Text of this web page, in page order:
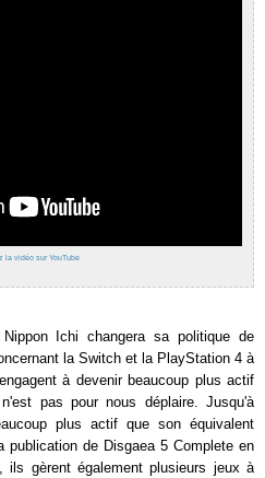
la vidéo sur YouTube
Ichi changera sa politique de
la Switch et la PlayStation 4 à
à devenir beaucoup plus actif
pas pour nous déplaire. Jusqu'à
plus actif que son équivalent
de Disgaea 5 Complete en
ils gèrent également plusieurs jeux à